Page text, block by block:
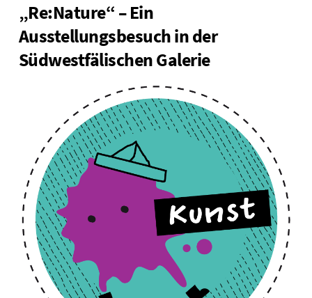
„Re:Nature“ – Ein
Ausstellungsbesuch in der
Südwestfälischen Galerie